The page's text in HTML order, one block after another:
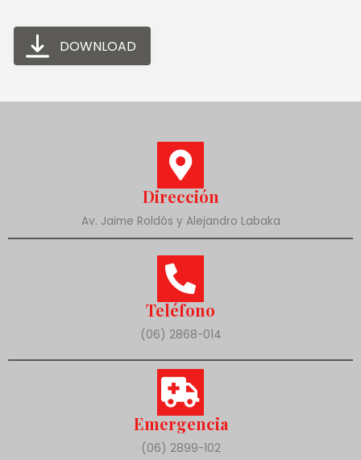
DOWNLOAD
Dirección
Av. Jaime Roldós y Alejandro Labaka
Teléfono
(06) 2868-014
Emergencia
(06) 2899-102